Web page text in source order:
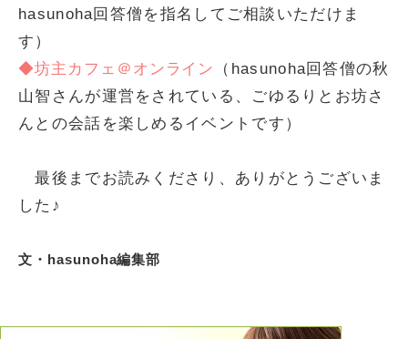
hasunoha回答僧を指名してご相談いただけま
す）
◆坊主カフェ＠オンライン
（hasunoha回答僧の秋
山智さんが運営をされている、ごゆるりとお坊さ
んとの会話を楽しめるイベントです）
最後までお読みくださり、ありがとうございま
した♪
文・hasunoha編集部